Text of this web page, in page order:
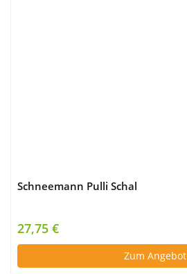
Schneemann Pulli Schal
27,75 €
Zum Angebot